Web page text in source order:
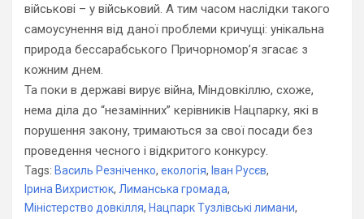
військові – у військовий. А тим часом наслідки такого
самоусунення від даної проблеми кричущі: унікальна
природа бессарабського Причорномор’я згасає з
кожним днем.
Та поки в державі вирує війна, Міндовкіллю, схоже,
нема діла до “незамінних” керівників Нацпарку, які в
порушення закону, тримаються за свої посади без
проведення чесного і відкритого конкурсу.
Tags: Василь Резніченко, екологія, Іван Русєв,
Ірина Вихристюк, Лиманська громада,
Міністерство довкілля, Нацпарк Тузлівські лимани,